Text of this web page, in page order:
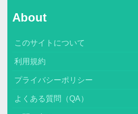
About
このサイトについて
利用規約
プライバシーポリシー
よくある質問（QA）